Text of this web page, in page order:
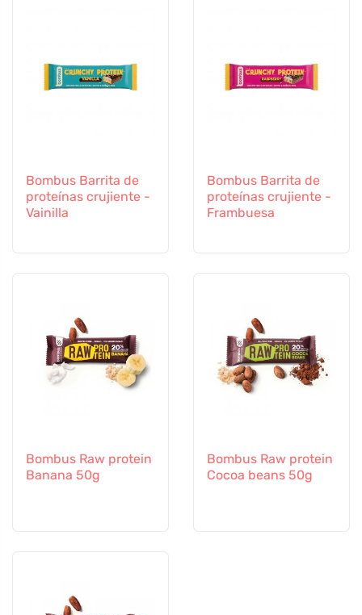
Bombus Barrita de
proteínas crujiente -
Vainilla
Bombus Barrita de
proteínas crujiente -
Frambuesa
Bombus Raw protein
Banana 50g
Bombus Raw protein
Cocoa beans 50g